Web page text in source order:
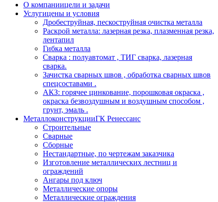
О компаниицели и задачи
Услугицены и условия
Дробеструйная, пескоструйная очистка металла
Раскрой металла: лазерная резка, плазменная резка,
лентапил
Гибка металла
Сварка : полуавтомат , ТИГ сварка, лазерная
сварка.
Зачистка сварных швов , обработка сварных швов
спецсоставами .
АКЗ: горячее цинкование, порошковая окраска ,
окраска безвоздушным и воздушным способом ,
грунт, эмаль .
МеталлоконструкцииГК Ренессанс
Строительные
Сварные
Сборные
Нестандартные, по чертежам заказчика
Изготовление металлических лестниц и
ограждений
Ангары под ключ
Металлические опоры
Металлические ограждения